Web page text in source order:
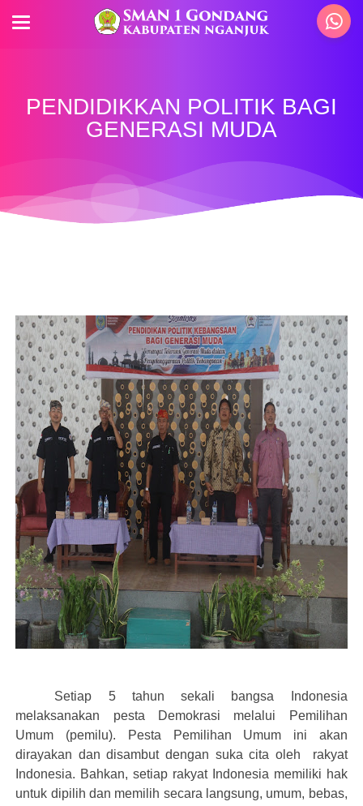
PENDIDIKKAN POLITIK BAGI
GENERASI MUDA
Setiap 5 tahun sekali bangsa Indonesia
melaksanakan pesta Demokrasi melalui
Pemilihan
Umum (pemilu). Pesta Pemilihan Umum ini akan
dirayakan dan disambut dengan suka cita oleh
rakyat
Indonesia. Bahkan, setiap rakyatIndonesia memiliki hak
untuk dipilih dan memilih secara langsung, umum, bebas,